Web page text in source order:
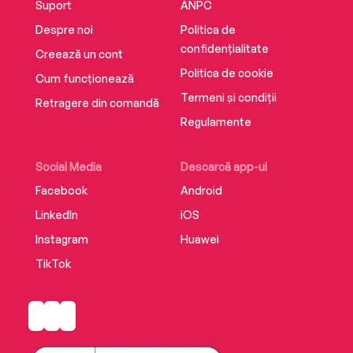
Suport
Despre noi
Creează un cont
Cum funcționează
Retragere din comandă
Social Media
Facebook
LinkedIn
Instagram
TikTok
Descarcă app-ul
Android
iOS
Huawei
ANPC
Politica de
confidențialitate
Politica de cookie
Termeni și condiții
Regulamente